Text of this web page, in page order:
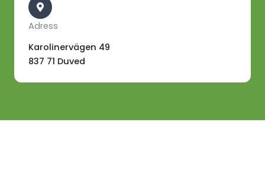
Adress
Karolinervägen 49
837 71 Duved